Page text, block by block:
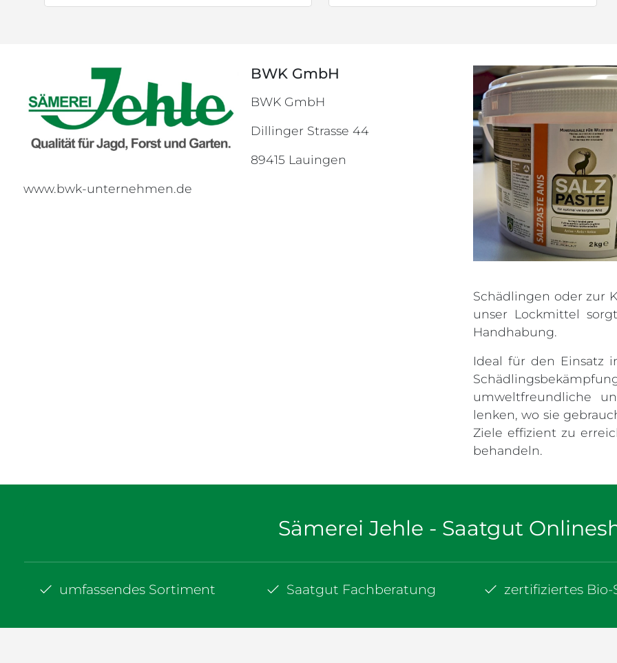
BWK GmbH
BWK GmbH
Dillinger Strasse 44
89415 Lauingen
www.bwk-unternehmen.de
Schädlingen oder zur
unser Lockmittel
Handhabung.
Ideal für den Einsatz
umweltfreundliche
lenken, wo sie
Ziele effizient zu
behandeln.
Sämerei Jehle - Saatgut
umfassendes Sortiment Saatgut Fachberatung zertifiziertes